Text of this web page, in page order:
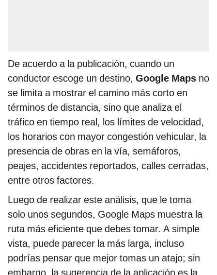
De acuerdo a la publicación, cuando un
conductor escoge un destino, Google Maps no
se limita a mostrar el camino más corto en
términos de distancia, sino que analiza el
tráfico en tiempo real, los límites de velocidad,
los horarios con mayor congestión vehicular, la
presencia de obras en la vía, semáforos,
peajes, accidentes reportados, calles cerradas,
entre otros factores.
Luego de realizar este análisis, que le toma
solo unos segundos, Google Maps muestra la
ruta más eficiente que debes tomar. A simple
vista, puede parecer la más larga, incluso
podrías pensar que mejor tomas un atajo; sin
embargo, la sugerencia de la aplicación es la